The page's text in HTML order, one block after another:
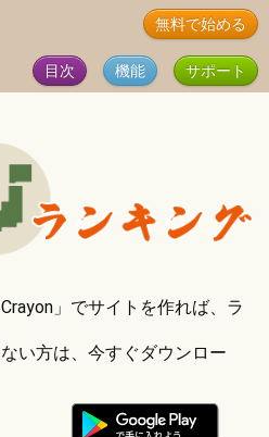
無料で始める
目次 機能
サポート
」でサイトを作れば、ラ
い方は、今すぐダウンロー